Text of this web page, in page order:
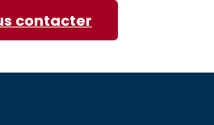
contacter